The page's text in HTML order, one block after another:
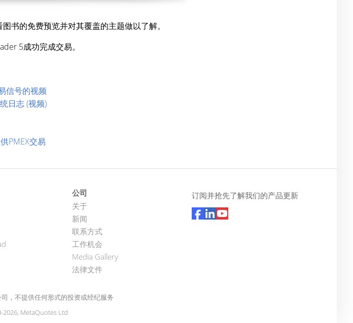
书的免费预览并对其覆盖的主题做以了解。
5成功完成交易。
信号的视频
日志 (视频)
PMEX交易
公司
关于
新闻
联系方式
工作机会
Media Gallery
法律文件
订阅并抢先了解我们的产品更新
，不提供任何形式的投资或经纪服务
2026, MetaQuotes Ltd